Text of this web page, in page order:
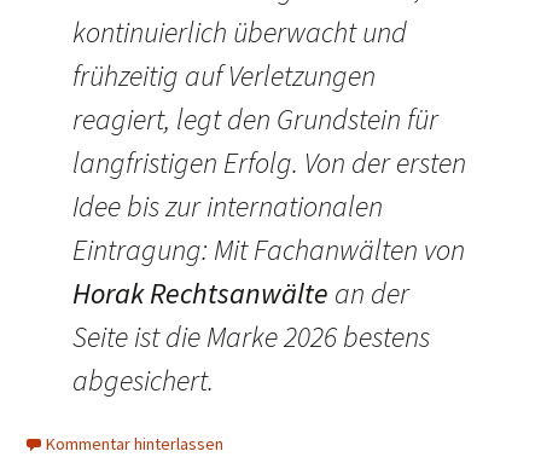
kontinuierlich überwacht und
frühzeitig auf Verletzungen
reagiert, legt den Grundstein für
langfristigen Erfolg. Von der ersten
Idee bis zur internationalen
Eintragung: Mit Fachanwälten von
Horak Rechtsanwälte an der
Seite ist die Marke 2026 bestens
abgesichert.
Kommentar hinterlassen